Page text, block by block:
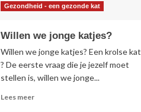
bij
Gezondheid - een gezonde kat
Willen we jonge katjes?
Willen we jonge katjes? Een krolse kat
? De eerste vraag die je jezelf moet
stellen is, willen we jonge...
Lees meerLees